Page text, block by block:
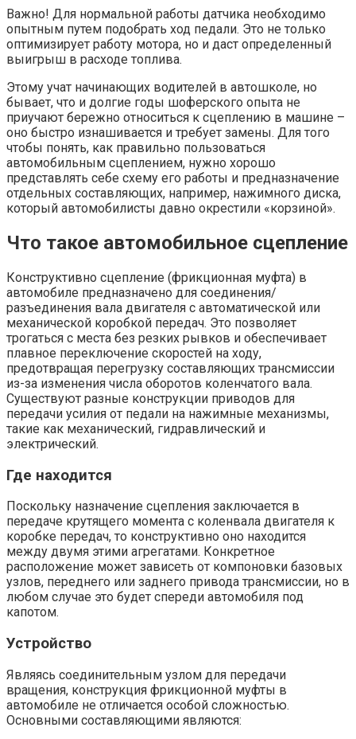
Важно! Для нормальной работы датчика необходимо
опытным путем подобрать ход педали. Это не только
оптимизирует работу мотора, но и даст определенный
выигрыш в расходе топлива.
Этому учат начинающих водителей в автошколе, но
бывает, что и долгие годы шоферского опыта не
приучают бережно относиться к сцеплению в машине –
оно быстро изнашивается и требует замены. Для того
чтобы понять, как правильно пользоваться
автомобильным сцеплением, нужно хорошо
представлять себе схему его работы и предназначение
отдельных составляющих, например, нажимного диска,
который автомобилисты давно окрестили «корзиной».
Что такое автомобильное сцепление
Конструктивно сцепление (фрикционная муфта) в
автомобиле предназначено для соединения/
разъединения вала двигателя с автоматической или
механической коробкой передач. Это позволяет
трогаться с места без резких рывков и обеспечивает
плавное переключение скоростей на ходу,
предотвращая перегрузку составляющих трансмиссии
из-за изменения числа оборотов коленчатого вала.
Существуют разные конструкции приводов для
передачи усилия от педали на нажимные механизмы,
такие как механический, гидравлический и
электрический.
Где находится­
Поскольку назначение сцепления заключается в
передаче крутящего момента с коленвала двигателя к
коробке передач, то конструктивно оно находится
между двумя этими агрегатами. Конкретное
расположение может зависеть от компоновки базовых
узлов, переднего или заднего привода трансмиссии, но в
любом случае это будет спереди автомобиля под
капотом.
Устройство
Являясь соединительным узлом для передачи
вращения, конструкция фрикционной муфты в
автомобиле не отличается особой сложностью.
Основными составляющими являются: